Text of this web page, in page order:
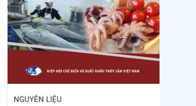
rô phi Trung Quốc tiếp tục
tăng
Trung Quốc tăng mạnh
nhập khẩu mực, trong khi
nguồn cung...
Còn chưa đầy 3 tuần đến
Vietfish 2026: Sẵn sàng
NGUYÊN LIỆU